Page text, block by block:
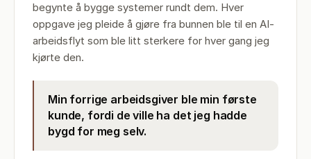
begynte å bygge systemer rundt dem. Hver
oppgave jeg pleide å gjøre fra bunnen ble til en AI-
arbeidsflyt som ble litt sterkere for hver gang jeg
kjørte den.
Min forrige arbeidsgiver ble min første
kunde, fordi de ville ha det jeg hadde
bygd for meg selv.